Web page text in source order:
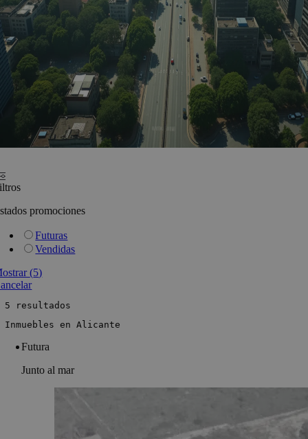
promociones
Futuras
Vendidas
(5)
5 resultados
Inmuebles en Alicante
Futura
Junto al mar